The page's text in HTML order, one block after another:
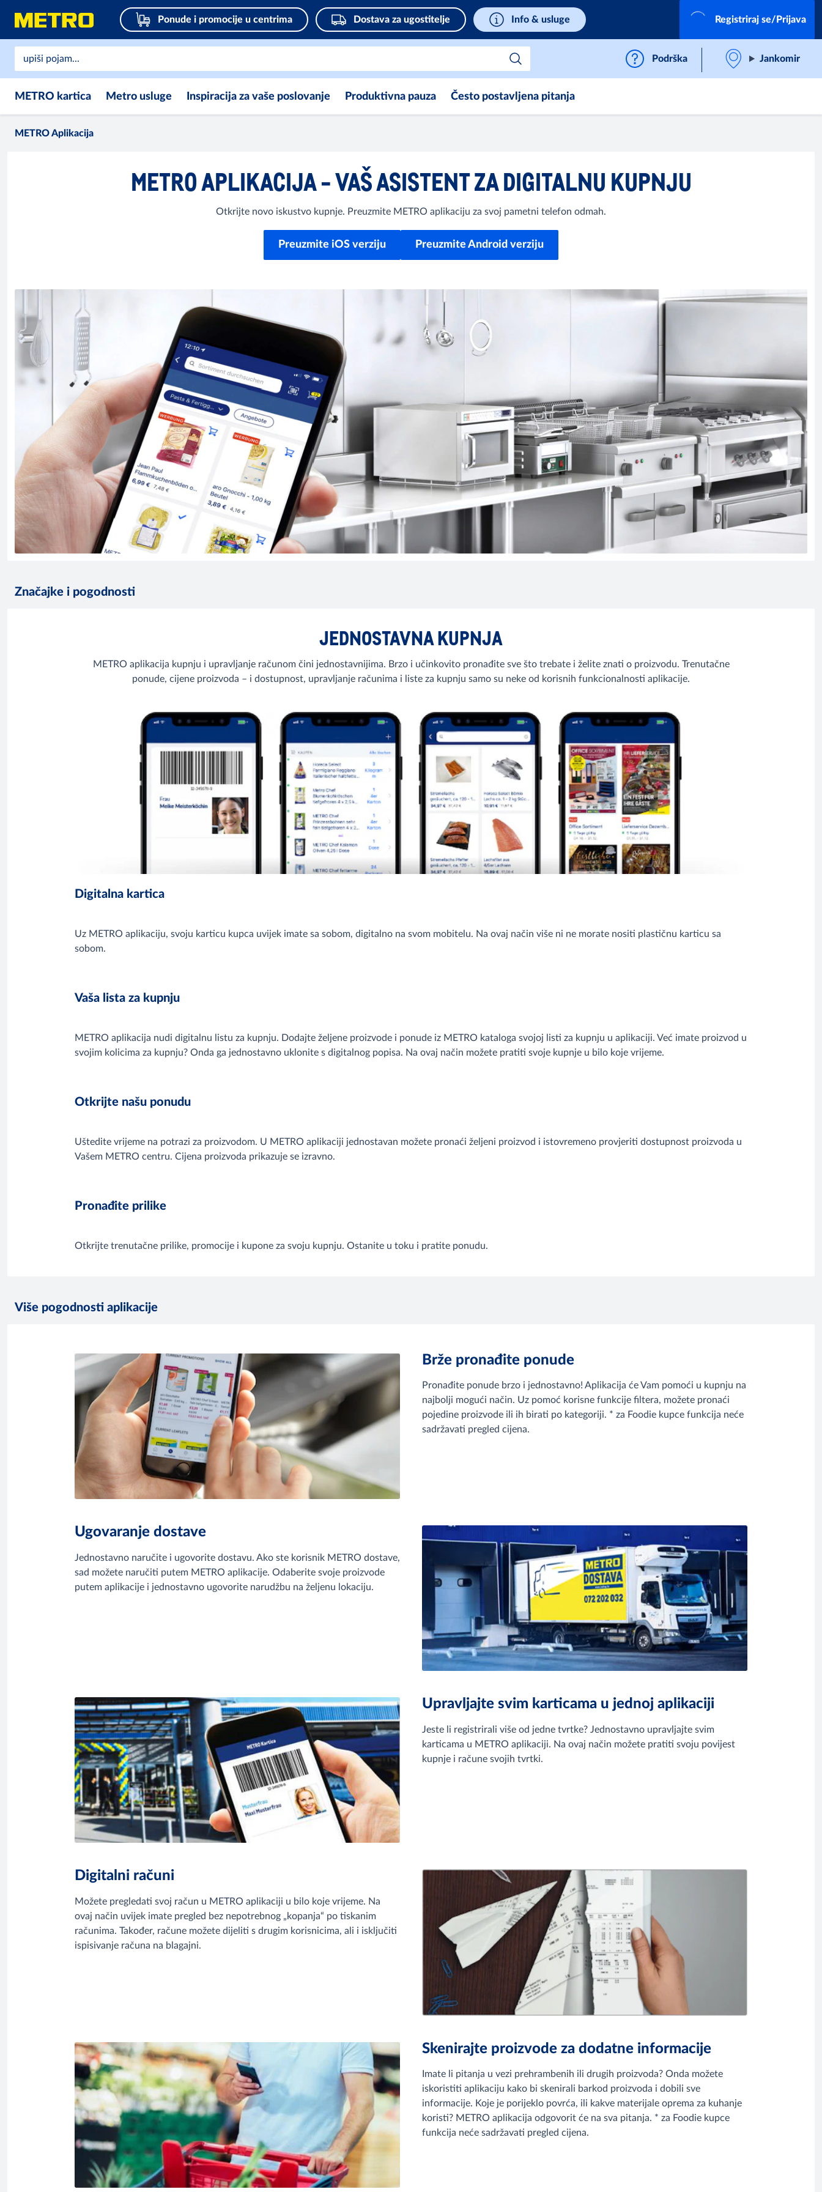
Ponude i promocije u centrima Dostava za ugostitelje Info & usluge Registriraj se/Prijava
Podrška Jankomir
METRO kartica Metro usluge Inspiracija za vaše poslovanje Produktivna pauza Često postavljena pitanja
METRO Aplikacija
METRO APLIKACIJA - VAŠ ASISTENT ZA DIGITALNU KUPNJU
Otkrijte novo iskustvo kupnje. Preuzmite METRO aplikaciju za svoj pametni telefon odmah.
Preuzmite iOS verziju Preuzmite Android verziju
Značajke i pogodnosti
JEDNOSTAVNA KUPNJA
METRO aplikacija kupnju i upravljanje računom čini jednostavnijima. Brzo i učinkovito pronađite sve što trebate i želite znati o proizvodu. Trenutačne
ponude, cijene proizvoda – i dostupnost, upravljanje računima i liste za kupnju samo su neke od korisnih funkcionalnosti aplikacije.
Digitalna kartica
Uz METRO aplikaciju, svoju karticu kupca uvijek imate sa sobom, digitalno na svom mobitelu. Na ovaj način više ni ne morate nositi plastičnu karticu sa
sobom.
Vaša lista za kupnju
METRO aplikacija nudi digitalnu listu za kupnju. Dodajte željene proizvode i ponude iz METRO kataloga svojoj listi za kupnju u aplikaciji. Već imate proizvod u
svojim kolicima za kupnju? Onda ga jednostavno uklonite s digitalnog popisa. Na ovaj način možete pratiti svoje kupnje u bilo koje vrijeme.
Otkrijte našu ponudu
Uštedite vrijeme na potrazi za proizvodom. U METRO aplikaciji jednostavan možete pronaći željeni proizvod i istovremeno provjeriti dostupnost proizvoda u
Vašem METRO centru. Cijena proizvoda prikazuje se izravno.
Pronađite prilike
Otkrijte trenutačne prilike, promocije i kupone za svoju kupnju. Ostanite u toku i pratite ponudu.
Više pogodnosti aplikacije
Brže pronađite ponude
Pronađite ponude brzo i jednostavno! Aplikacija će Vam pomoći u kupnju na
najbolji mogući način. Uz pomoć korisne funkcije filtera, možete pronaći
pojedine proizvode ili ih birati po kategoriji. * za Foodie kupce funkcija neće
sadržavati pregled cijena.
Ugovaranje dostave
Jednostavno naručite i ugovorite dostavu. Ako ste korisnik METRO dostave,
sad možete naručiti putem METRO aplikacije. Odaberite svoje proizvode
putem aplikacije i jednostavno ugovorite narudžbu na željenu lokaciju.
Upravljajte svim karticama u jednoj aplikaciji
Jeste li registrirali više od jedne tvrtke? Jednostavno upravljajte svim
karticama u METRO aplikaciji. Na ovaj način možete pratiti svoju povijest
kupnje i račune svojih tvrtki.
Digitalni računi
Možete pregledati svoj račun u METRO aplikaciji u bilo koje vrijeme. Na
ovaj način uvijek imate pregled bez nepotrebnog „kopanja“ po tiskanim
računima. Također, račune možete dijeliti s drugim korisnicima, ali i isključiti
ispisivanje računa na blagajni.
Skenirajte proizvode za dodatne informacije
Imate li pitanja u vezi prehrambenih ili drugih proizvoda? Onda možete
iskoristiti aplikaciju kako bi skenirali barkod proizvoda i dobili sve
informacije. Koje je porijeklo povrća, ili kakve materijale oprema za kuhanje
koristi? METRO aplikacija odgovorit će na sva pitanja. * za Foodie kupce
funkcija neće sadržavati pregled cijena.